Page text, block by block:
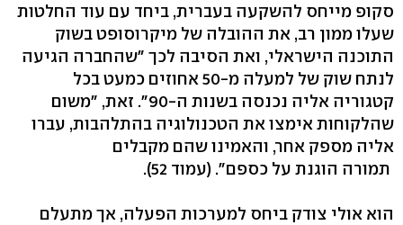
סקופ מייחס להשקעה בעברית, ביחד עם עוד החלטות
שעלו ממון רב, את ההובלה של מיקרוסופט בשוק
התוכנה הישראלי, ואת הסיבה לכך "שהחברה הגיעה
לנתח שוק של למעלה מ-50 אחוזים כמעט בכל
קטגוריה אליה נכנסה בשנות ה-90". זאת, "משום
שהלקוחות אימצו את הטכנולוגיה בהתלהבות, עברו
אליה מספק אחר, והאמינו שהם מקבלים
תמורה הוגנת על כספם". (עמוד 52).
הוא אולי צודק ביחס למערכות הפעלה, אך מתעלם